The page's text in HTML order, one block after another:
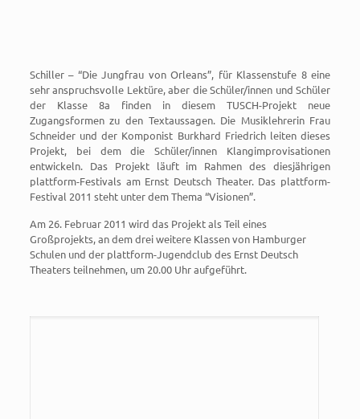
Schiller – “Die Jungfrau von Orleans”, für Klassenstufe 8 eine
sehr anspruchsvolle Lektüre, aber die Schüler/innen und Schüler
der Klasse 8a finden in diesem TUSCH-Projekt neue
Zugangsformen zu den Textaussagen. Die Musiklehrerin Frau
Schneider und der Komponist Burkhard Friedrich leiten dieses
Projekt, bei dem die Schüler/innen Klangimprovisationen
entwickeln. Das Projekt läuft im Rahmen des diesjährigen
plattform-Festivals am Ernst Deutsch Theater. Das plattform-
Festival 2011 steht unter dem Thema “Visionen”.
Am 26. Februar 2011 wird das Projekt als Teil eines
Großprojekts, an dem drei weitere Klassen von Hamburger
Schulen und der plattform-Jugendclub des Ernst Deutsch
Theaters teilnehmen, um 20.00 Uhr aufgeführt.